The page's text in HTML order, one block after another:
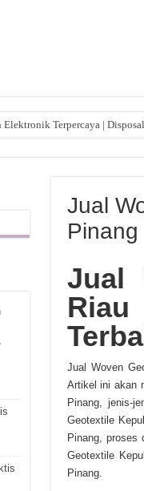
Elektronik Terpercaya |
Jual
Pinang
Jual
Jual Woven
Artikel ini akan
Pinang, jenis-
Geotextile
Pinang, proses
Geotextile
Pinang.